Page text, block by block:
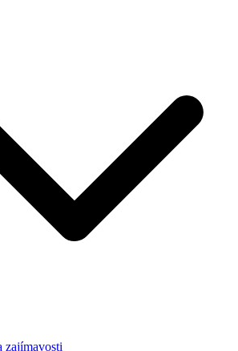
zajímavosti